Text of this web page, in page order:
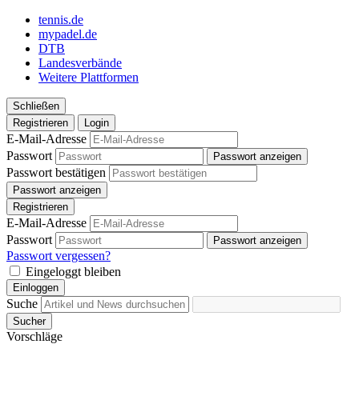
tennis.de
mypadel.de
DTB
Landesverbände
Weitere Plattformen
Schließen
Registrieren
Login
E-Mail-Adresse
Passwort
Passwort anzeigen
Passwort bestätigen
Passwort anzeigen
Registrieren
E-Mail-Adresse
Passwort
Passwort anzeigen
Passwort vergessen?
Eingeloggt bleiben
Einloggen
Suche
Sucher
Vorschläge